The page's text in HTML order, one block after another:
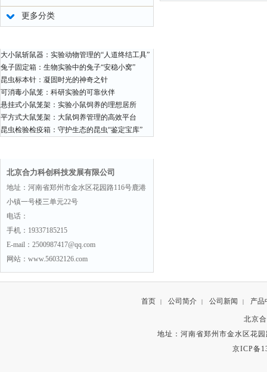
更多分类
大小鼠斩鼠器：实验动物管理的“人道终结工具”
兔子固定箱：生物实验中的兔子“安稳小窝”
昆虫标本针：凝固时光的神奇之针
可消毒小鼠笼：科研实验的可靠伙伴
悬挂式小鼠笼架：实验小鼠饲养的理想居所
平方式大鼠笼架：大鼠饲养管理的高效平台
昆虫检验检疫箱：守护生态的昆虫“鉴定宝库”
北京合力科创科技发展有限公司
地址：河南省郑州市金水区花园路116号鹿港
小镇一号楼三单元22号
电话：
手机：19337185215
E-mail：2500987417@qq.com
网站：www.56032126.com
首页 | 公司简介 | 公司新闻 | 产品
北京
地址：河南省郑州市金水区花
京ICP备